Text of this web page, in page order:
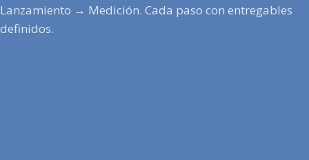
Lanzamiento → Medición. Cada paso con entregables
definidos.